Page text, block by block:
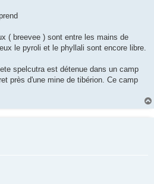
( breevee ) sont entre les mains de
le pyroli et le phyllali sont encore libre.
spelcutra est détenue dans un camp
près d'une mine de tibérion. Ce camp